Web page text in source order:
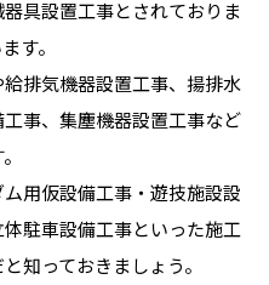
具設置工事とされておりま
す。
排気機器設置工事、揚排水
事、集塵機器設置工事など
用仮設備工事・遊技施設設
駐車設備工事といった施工
知っておきましょう。